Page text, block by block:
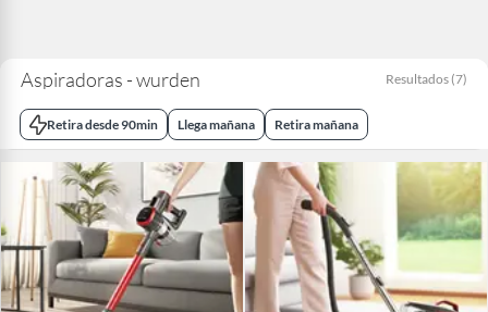
Aspiradoras - wurden Resultados (7)
Retira desde 90min Llega mañana Retira mañana